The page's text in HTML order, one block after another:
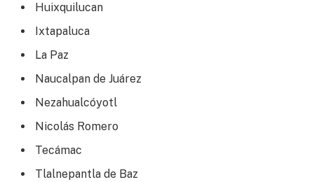
Huixquilucan
Ixtapaluca
La Paz
Naucalpan de Juárez
Nezahualcóyotl
Nicolás Romero
Tecámac
Tlalnepantla de Baz